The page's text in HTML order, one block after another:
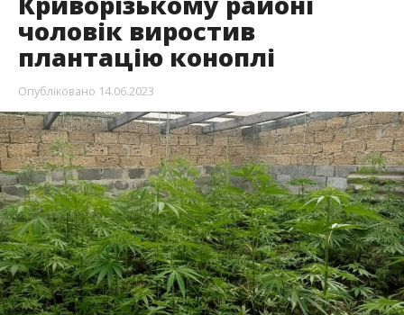
чоловік виростив
плантацію коноплі
Опубліковано 14.06.2023